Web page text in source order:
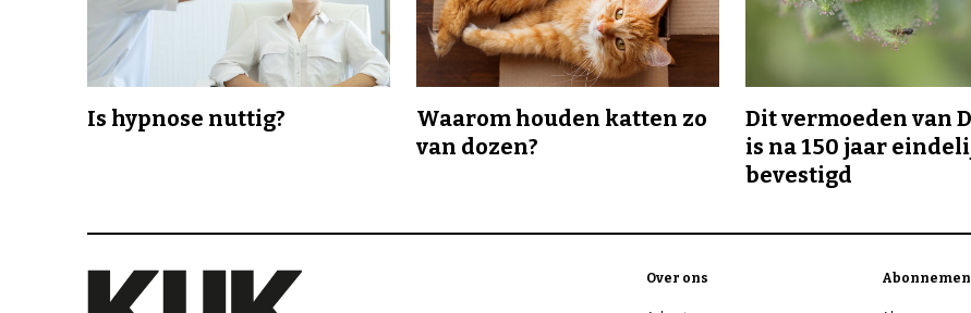
Is hypnose nuttig?
Waarom houden katten zo
van dozen?
Dit vermoeden van
is na 150 jaar
bevestigd
Over ons